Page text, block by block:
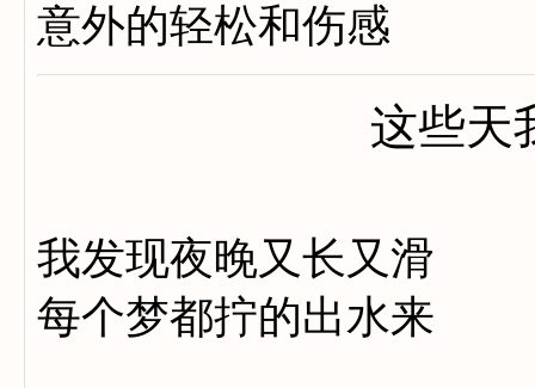
意外的轻松和伤感
这些天
我发现夜晚又长又滑
每个梦都拧的出水来